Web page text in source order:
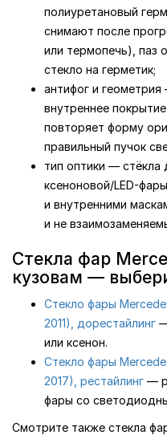
полиуретановый
снимают после
или термопечь), паз
стекло на герметик;
антифог и
внутреннее
повторяет форму
правильный пучок
тип оптики — стёкла
ксеноновой/LED-
и внутренними
и не
Стекла фар
кузовам —
Стекло фары
2011), дорестайлинг
или ксенон.
Стекло фары
2017), рестайлинг —
фары со
Смотрите также стекла